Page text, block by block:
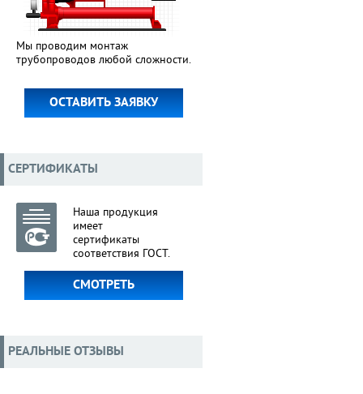
Мы проводим монтаж
трубопроводов любой сложности.
ОСТАВИТЬ ЗАЯВКУ
СЕРТИФИКАТЫ
Наша продукция
имеет
сертификаты
соответствия ГОСТ.
СМОТРЕТЬ
РЕАЛЬНЫЕ ОТЗЫВЫ